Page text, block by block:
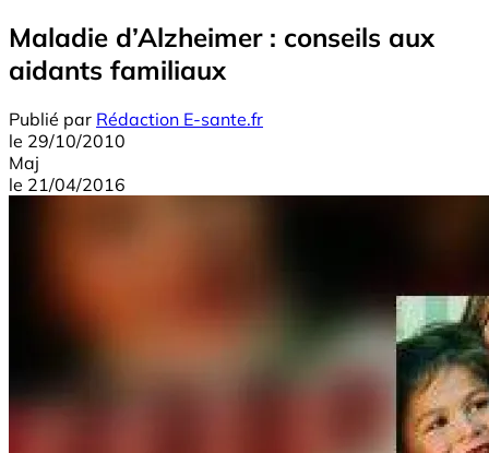
Maladie d’Alzheimer : conseils aux
aidants familiaux
Publié par Rédaction E-sante.fr
le 29/10/2010
Maj
le 21/04/2016